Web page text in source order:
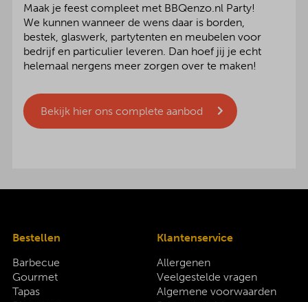
Maak je feest compleet met BBQenzo.nl Party!
We kunnen wanneer de wens daar is borden,
bestek, glaswerk, partytenten en meubelen voor
bedrijf en particulier leveren. Dan hoef jij je echt
helemaal nergens meer zorgen over te maken!
Bekijk hier ons complete aanbod
Bestellen
Barbecue
Gourmet
Tapas
Klantenservice
Allergenen
Veelgestelde vragen
Algemene voorwaarden